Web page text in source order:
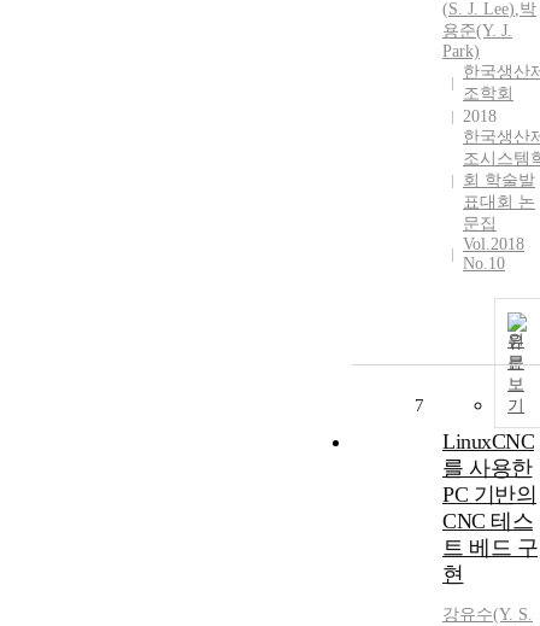
(S. J. Lee),박
용준(Y. J.
Park)
한국생산
조학회
2018
한국생산
조시스템
회 학술발
표대회 논
문집
Vol.2018
No.10
원
문
보
기
7
LinuxCNC
를 사용한
PC 기반의
CNC 테스
트 베드 구
현
강유수(Y. S.